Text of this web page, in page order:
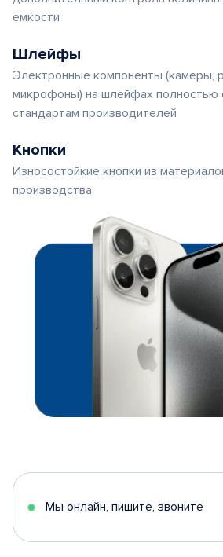
емкости
Шлейфы
Электронные компоненты (камеры,
микрофоны) на шлейфах полностью
стандартам производителей
Кнопки
Износостойкие кнопки из
производства
Мы онлайн, пишите, звоните